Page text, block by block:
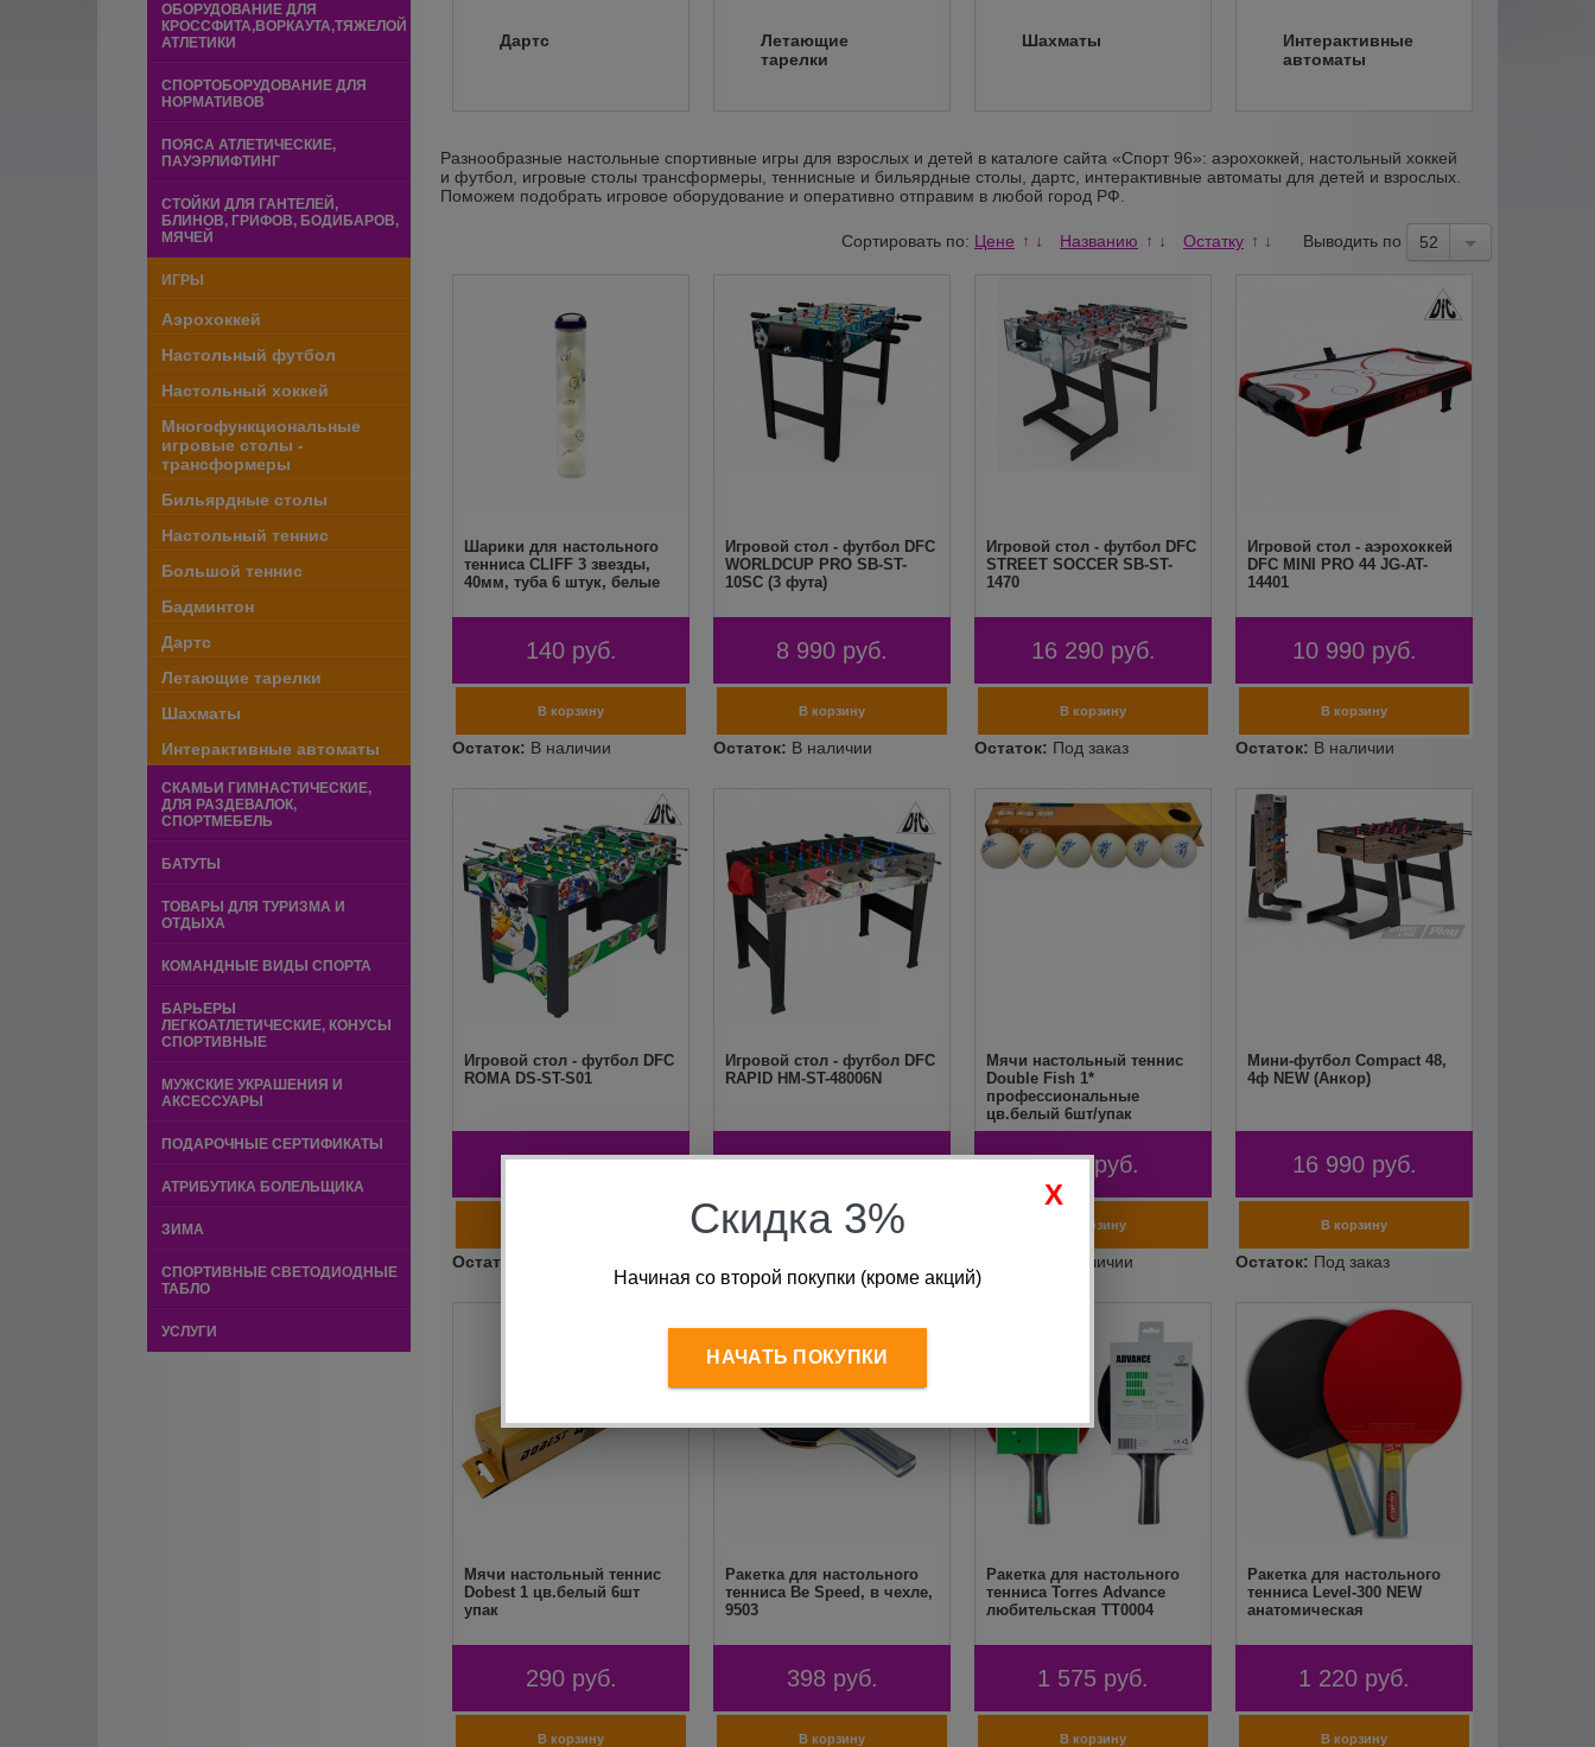
ОБОРУДОВАНИЕ ДЛЯ
КРОССФИТА,ВОРКАУТА,ТЯЖЕЛОЙ
АТЛЕТИКИ
СПОРТОБОРУДОВАНИЕ ДЛЯ
НОРМАТИВОВ
ПОЯСА АТЛЕТИЧЕСКИЕ,
ПАУЭРЛИФТИНГ
СТОЙКИ ДЛЯ ГАНТЕЛЕЙ,
БЛИНОВ, ГРИФОВ, БОДИБАРОВ,
МЯЧЕЙ
ИГРЫ
Аэрохоккей
Настольный футбол
Настольный хоккей
Многофункциональные
игровые столы -
трансформеры
Бильярдные столы
Настольный теннис
Большой теннис
Бадминтон
Дартс
Летающие тарелки
Шахматы
Интерактивные автоматы
СКАМЬИ ГИМНАСТИЧЕСКИЕ,
ДЛЯ РАЗДЕВАЛОК,
СПОРТМЕБЕЛЬ
БАТУТЫ
ТОВАРЫ ДЛЯ ТУРИЗМА И
ОТДЫХА
КОМАНДНЫЕ ВИДЫ СПОРТА
БАРЬЕРЫ
ЛЕГКОАТЛЕТИЧЕСКИЕ, КОНУСЫ
СПОРТИВНЫЕ
МУЖСКИЕ УКРАШЕНИЯ И
АКСЕССУАРЫ
ПОДАРОЧНЫЕ СЕРТИФИКАТЫ
АТРИБУТИКА БОЛЕЛЬЩИКА
ЗИМА
СПОРТИВНЫЕ СВЕТОДИОДНЫЕ
ТАБЛО
УСЛУГИ
Дартс
Летающие
тарелки
Шахматы
Интерактивные
автоматы
Разнообразные настольные спортивные игры для взрослых и детей в каталоге сайта «Спорт 96»: аэрохоккей, настольный хоккей
и футбол, игровые столы трансформеры, теннисные и бильярдные столы, дартс, интерактивные автоматы для детей и взрослых.
Поможем подобрать игровое оборудование и оперативно отправим в любой город РФ.
Сортировать по: Цене ↑ ↓ Названию ↑ ↓ Остатку ↑ ↓ Выводить по 52
Шарики для настольного
тенниса CLIFF 3 звезды,
40мм, туба 6 штук, белые
140 руб.
Игровой стол - футбол DFC
WORLDCUP PRO SB-ST-
10SC (3 фута)
8 990 руб.
Игровой стол - футбол DFC
STREET SOCCER SB-ST-
1470
16 290 руб.
Игровой стол - аэрохоккей
DFC MINI PRO 44 JG-AT-
14401
10 990 руб.
Игровой стол - футбол DFC
ROMA DS-ST-S01
21 590 руб.
Игровой стол - футбол DFC
RAPID HM-ST-48006N
14 990 руб.
Мячи настольный теннис
Double Fish 1*
профессиональные
цв.белый 6шт/упак
290 руб.
Мини-футбол Compact 48,
4ф NEW (Анкор)
16 990 руб.
Мячи настольный теннис
Dobest 1 цв.белый 6шт
упак
290 руб.
Ракетка для настольного
тенниса Be Speed, в чехле,
9503
398 руб.
Ракетка для настольного
тенниса Torres Advance
любительская TT0004
1 575 руб.
Ракетка для настольного
тенниса Level-300 NEW
анатомическая
1 220 руб.
Скидка 3%
Начиная со второй покупки (кроме акций)
НАЧАТЬ ПОКУПКИ